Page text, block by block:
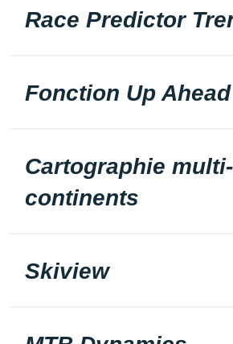
Race Predictor
Fonction Up Ahead
Cartographie multi-
continents
Skiview